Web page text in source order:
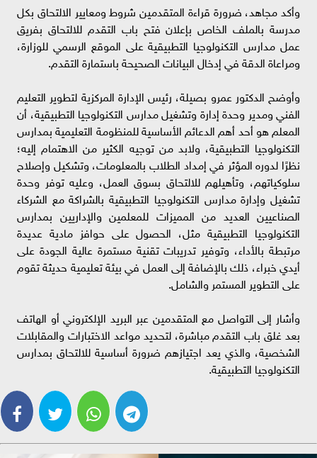
وأكد مجاهد، ضرورة قراءة المتقدمين شروط ومعايير الالتحاق بكل
مدرسة بالملف الخاص بإعلان فتح باب التقدم للالتحاق بفريق
عمل مدارس التكنولوجيا التطبيقية على الموقع الرسمي للوزارة،
ومراعاة الدقة في إدخال البيانات الصحيحة باستمارة التقدم.
وأوضح الدكتور عمرو بصيلة، رئيس الإدارة المركزية لتطوير التعليم
الفني ومدير وحدة إدارة وتشغيل مدارس التكنولوجيا التطبيقية، أن
المعلم هو أحد أهم الدعائم الأساسية للمنظومة التعليمية بمدارس
التكنولوجيا التطبيقية، ولابد من توجيه الكثير من الاهتمام إليه؛
نظرًا لدوره المؤثر في إمداد الطلاب بالمعلومات، وتشكيل وإصلاح
سلوكياتهم، وتأهيلهم للالتحاق بسوق العمل، وعليه توفر وحدة
تشغيل وإدارة مدارس التكنولوجيا التطبيقية بالشراكة مع الشركاء
الصناعيين العديد من المميزات للمعلمين والإداريين بمدارس
التكنولوجيا التطبيقية مثل، الحصول على حوافز مادية عديدة
مرتبطة بالأداء، وتوفير تدريبات تقنية مستمرة عالية الجودة على
أيدي خبراء، ذلك بالإضافة إلى العمل في بيئة تعليمية حديثة تقوم
على التطوير المستمر والشامل.
وأشار إلى التواصل مع المتقدمين عبر البريد الإلكتروني أو الهاتف
بعد غلق باب التقدم مباشرة، لتحديد مواعد الاختبارات والمقابلات
الشخصية، والذي يعد اجتيازهم ضرورة أساسية للالتحاق بمدارس
التكنولوجيا التطبيقية.